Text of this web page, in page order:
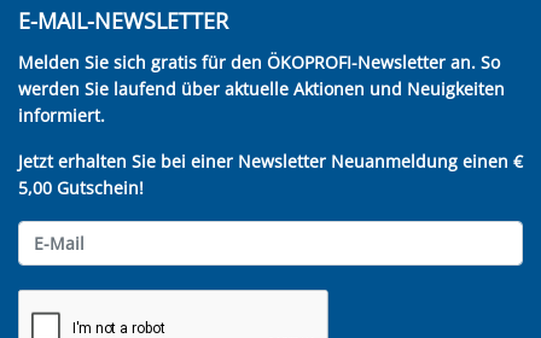
E-MAIL-NEWSLETTER
Melden Sie sich gratis für den ÖKOPROFI-Newsletter an. So
werden Sie laufend über aktuelle Aktionen und Neuigkeiten
informiert.
Jetzt erhalten Sie bei einer Newsletter Neuanmeldung einen €
5,00 Gutschein!